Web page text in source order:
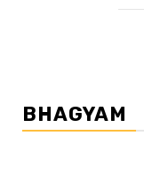
BHAGYAM